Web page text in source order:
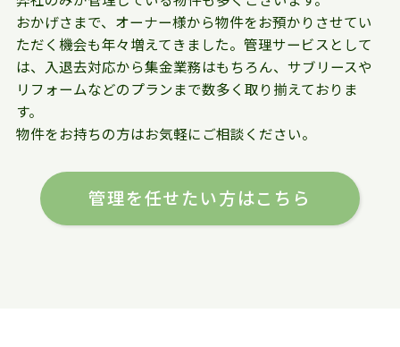
おかげさまで、オーナー様から物件をお預かりさせてい
ただく機会も年々増えてきました。管理サービスとして
は、入退去対応から集金業務はもちろん、サブリースや
リフォームなどのプランまで数多く取り揃えておりま
す。
物件をお持ちの方はお気軽にご相談ください。
管理を任せたい方はこちら